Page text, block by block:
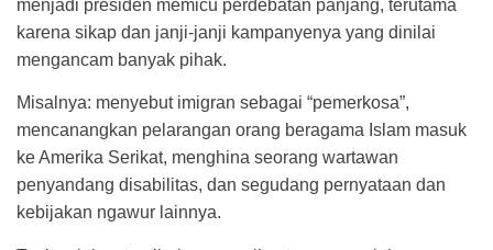
menjadi presiden memicu perdebatan panjang, terutama
karena sikap dan janji-janji kampanyenya yang dinilai
mengancam banyak pihak.
Misalnya: menyebut imigran sebagai “pemerkosa”,
mencanangkan pelarangan orang beragama Islam masuk
ke Amerika Serikat, menghina seorang wartawan
penyandang disabilitas, dan segudang pernyataan dan
kebijakan ngawur lainnya.